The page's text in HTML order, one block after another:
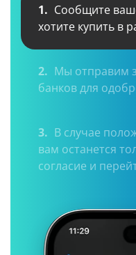
1. Сообщите
хотите купить в
2. Мы отправим
банков для
3. В случае
вам останется
согласие и